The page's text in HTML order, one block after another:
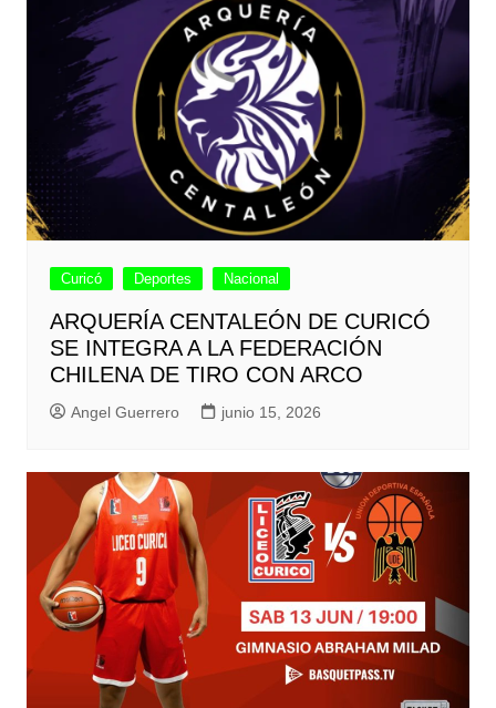
Curicó Deportes Nacional
ARQUERÍA CENTALEÓN DE CURICÓ
SE INTEGRA A LA FEDERACIÓN
CHILENA DE TIRO CON ARCO
Angel Guerrero junio 15, 2026